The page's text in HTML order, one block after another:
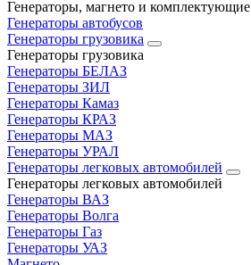
Генераторы, магнето и комплектующие
Генераторы автобусов
Генераторы грузовика
Генераторы грузовика
Генераторы БЕЛАЗ
Генераторы ЗИЛ
Генераторы Камаз
Генераторы КРАЗ
Генераторы МАЗ
Генераторы УРАЛ
Генераторы легковых автомобилей
Генераторы легковых автомобилей
Генераторы ВАЗ
Генераторы Волга
Генераторы Газ
Генераторы УАЗ